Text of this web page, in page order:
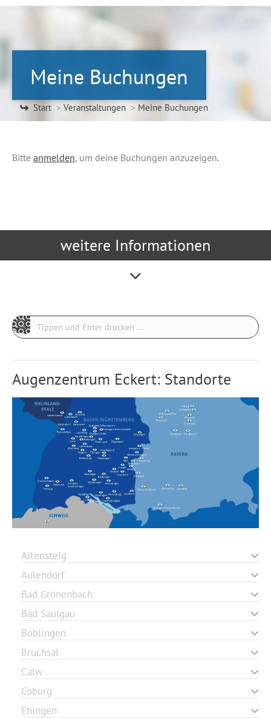
Meine Buchungen
Sie befinden sich hier:
Start Veranstaltungen Meine Buchungen
Bitte anmelden, um deine Buchungen anzuzeigen.
weitere Informationen
Search:
Augenzentrum Eckert: Standorte
Altensteig
Aulendorf
Bad Grönenbach
Bad Saulgau
Böblingen
Bruchsal
Calw
Coburg
Ehingen